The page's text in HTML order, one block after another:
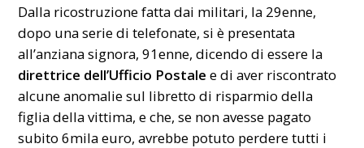
Dalla ricostruzione fatta dai militari, la 29enne,
dopo una serie di telefonate, si è presentata
all’anziana signora, 91enne, dicendo di essere la
direttrice dell’Ufficio Postale e di aver riscontrato
alcune anomalie sul libretto di risparmio della
figlia della vittima, e che, se non avesse pagato
subito 6mila euro, avrebbe potuto perdere tutti i